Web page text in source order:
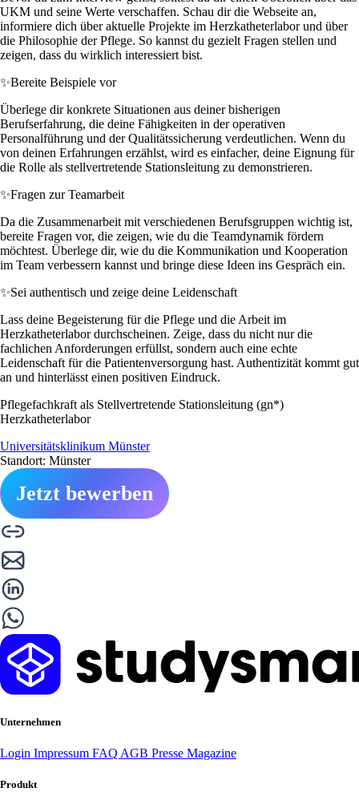
UKM und seine Werte verschaffen. Schau dir die Webseite an,
informiere dich über aktuelle Projekte im Herzkatheterlabor und über
die Philosophie der Pflege. So kannst du gezielt Fragen stellen und
zeigen, dass du wirklich interessiert bist.
✨Bereite Beispiele vor
Überlege dir konkrete Situationen aus deiner bisherigen
Berufserfahrung, die deine Fähigkeiten in der operativen
Personalführung und der Qualitätssicherung verdeutlichen. Wenn du
von deinen Erfahrungen erzählst, wird es einfacher, deine Eignung für
die Rolle als stellvertretende Stationsleitung zu demonstrieren.
✨Fragen zur Teamarbeit
Da die Zusammenarbeit mit verschiedenen Berufsgruppen wichtig ist,
bereite Fragen vor, die zeigen, wie du die Teamdynamik fördern
möchtest. Überlege dir, wie du die Kommunikation und Kooperation
im Team verbessern kannst und bringe diese Ideen ins Gespräch ein.
✨Sei authentisch und zeige deine Leidenschaft
Lass deine Begeisterung für die Pflege und die Arbeit im
Herzkatheterlabor durchscheinen. Zeige, dass du nicht nur die
fachlichen Anforderungen erfüllst, sondern auch eine echte
Leidenschaft für die Patientenversorgung hast. Authentizität kommt gut
an und hinterlässt einen positiven Eindruck.
Pflegefachkraft als Stellvertretende Stationsleitung (gn*)
Herzkatheterlabor
Universitätsklinikum Münster
Standort: Münster
Jetzt bewerben
Unternehmen
Login Impressum FAQ AGB Presse Magazine
Produkt